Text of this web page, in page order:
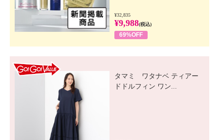
¥32,835
¥9,988(税込)
69%OFF
タマミ ワタナベ ティアー
ドドルフィン ワン...